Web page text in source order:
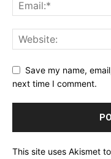
Save my name,
next time I comment.
This site uses Akismet